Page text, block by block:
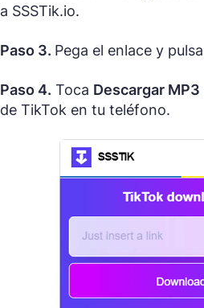
a SSSTik.io.
Paso 3. Pega el enlace y pulsa
Paso 4. Toca Descargar MP3
de TikTok en tu teléfono.